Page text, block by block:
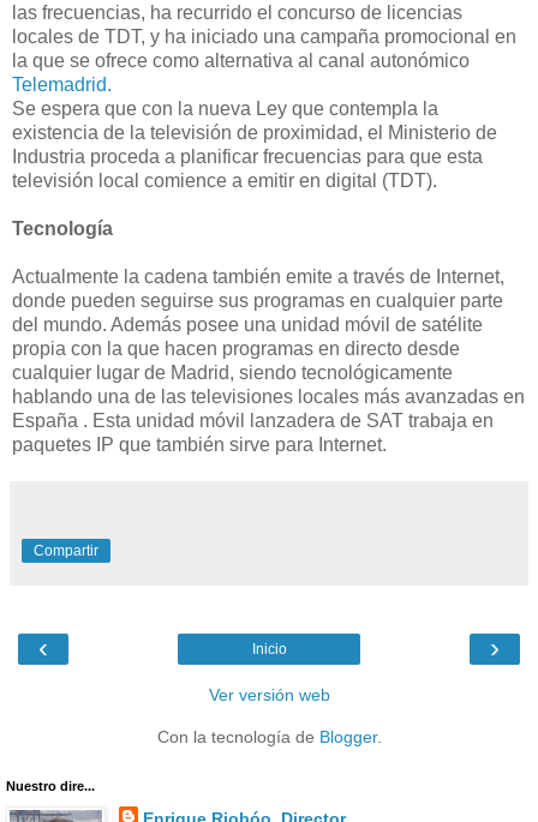
las frecuencias, ha recurrido el concurso de licencias
locales de TDT, y ha iniciado una campaña promocional en
la que se ofrece como alternativa al canal autonómico
Telemadrid.
Se espera que con la nueva Ley que contempla la
existencia de la televisión de proximidad, el Ministerio de
Industria proceda a planificar frecuencias para que esta
televisión local comience a emitir en digital (TDT).
Tecnología
Actualmente la cadena también emite a través de Internet,
donde pueden seguirse sus programas en cualquier parte
del mundo. Además posee una unidad móvil de satélite
propia con la que hacen programas en directo desde
cualquier lugar de Madrid, siendo tecnológicamente
hablando una de las televisiones locales más avanzadas en
España . Esta unidad móvil lanzadera de SAT trabaja en
paquetes IP que también sirve para Internet.
Compartir
‹ ›
Inicio
Ver versión web
Con la tecnología de Blogger.
Nuestro dire...
Enrique Riobóo. Director